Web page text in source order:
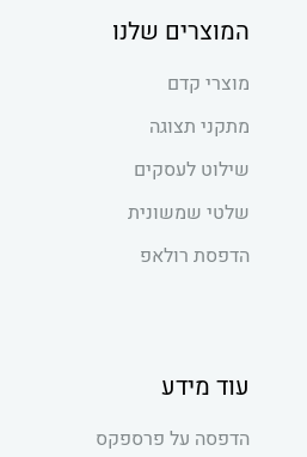
המוצרים שלנו
מוצרי קדם
מתקני תצוגה
שילוט לעסקים
שלטי שמשונית
הדפסת רולאפ
עוד מידע
הדפסה על פרספקס